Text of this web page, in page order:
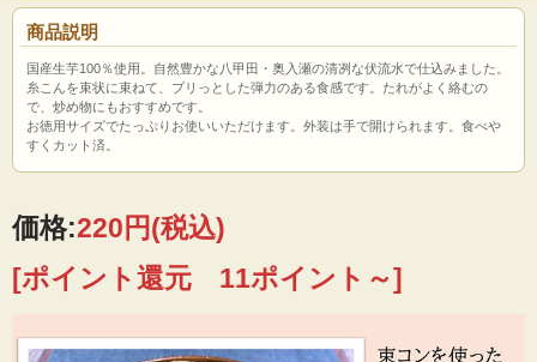
商品説明
国産生芋100％使用。自然豊かな八甲田・奥入瀬の清冽な伏流水で仕込みました。
糸こんを束状に束ねて、プリっとした弾力のある食感です。たれがよく絡むの
で、炒め物にもおすすめです。
お徳用サイズでたっぷりお使いいただけます。外装は手で開けられます。食べや
すくカット済。
価格:220円(税込)
[ポイント還元 11ポイント～]